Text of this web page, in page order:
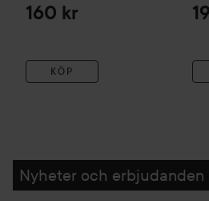
160 kr
KÖP
Nyheter och erbjudanden